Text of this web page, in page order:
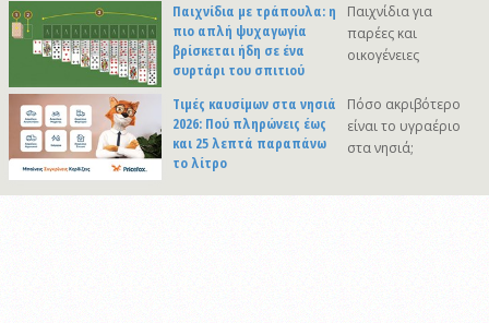
Παιχνίδια με τράπουλα: η
πιο απλή ψυχαγωγία
βρίσκεται ήδη σε ένα
συρτάρι του σπιτιού
Παιχνίδια για
παρέες και
οικογένειες
Τιμές καυσίμων στα νησιά
2026: Πού πληρώνεις έως
και 25 λεπτά παραπάνω
το λίτρο
Πόσο ακριβότερο
είναι το υγραέριο
στα νησιά;